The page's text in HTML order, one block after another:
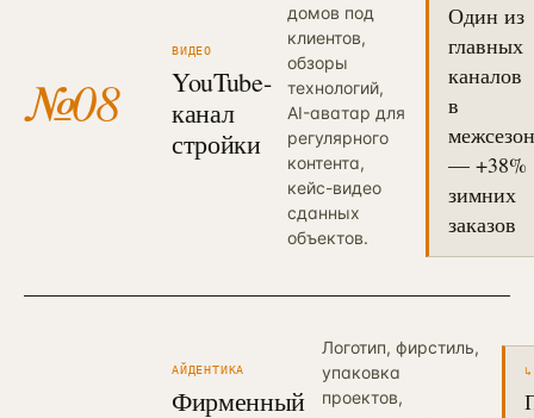
№08
ВИДЕО
YouTube-
канал
стройки
домов под
клиентов,
обзоры
технологий,
AI-аватар для
регулярного
контента,
кейс-видео
сданных
объектов.
Один из
главных
каналов
в
межсезон
— +38%
зимних
заказов
АЙДЕНТИКА
Фирменный
Логотип, фирстиль,
упаковка
проектов,